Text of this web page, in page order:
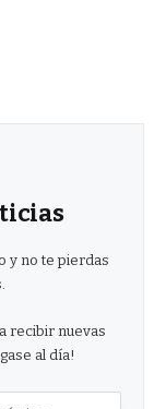
y no te pierdas
recibir nuevas
al día!